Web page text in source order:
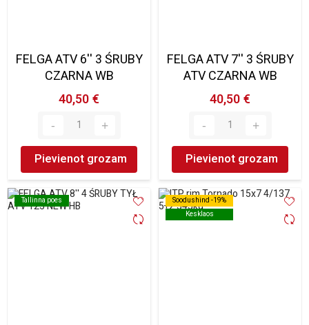
FELGA ATV 6'' 3 ŚRUBY
CZARNA WB
40,50 €
Pievienot grozam
FELGA ATV 7'' 3 ŚRUBY
ATV CZARNA WB
40,50 €
Pievienot grozam
Tallinna poes
Tallinna poes
Soodushind -19%
Kesklaos
Soodushind -19%
Kesklaos